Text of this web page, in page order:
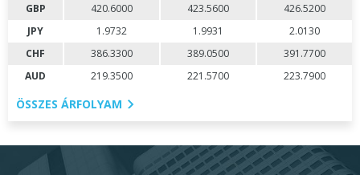
GBP
420.6000 423.5600
426.5200
JPY
1.9732 1.9931
2.0130
CHF
386.3300 389.0500
391.7700
AUD
219.3500 221.5700 223.7900
ÖSSZES ÁRFOLYAM